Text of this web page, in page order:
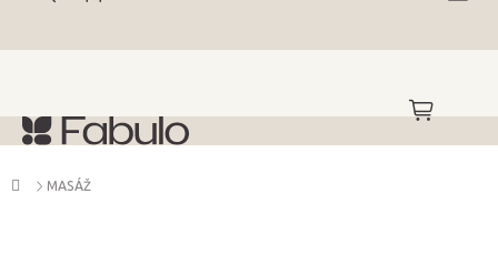
NÁKUPNÍ
KOŠÍK
Domů
MASÁŽ